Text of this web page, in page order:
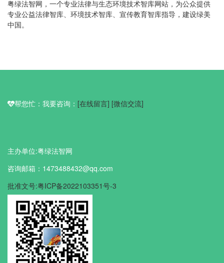
粤绿法智网，一个专业法律与生态环境技术智库网站，为公众提供
专业公益法律智库、环境技术智库、宣传教育智库指导，建设绿美
中国。
帮您忙：我要咨询： [在线留言] [微信交流]
主办单位:粤绿法智网
咨询邮箱：1473488432@qq.com
批准文号:粤ICP备2022103351号-3